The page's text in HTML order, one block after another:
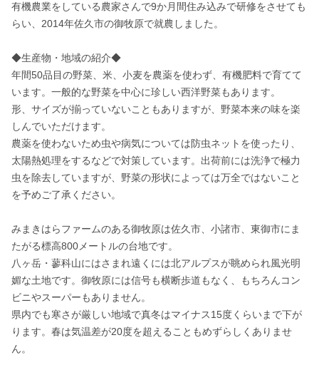
有機農業をしている農家さんで9か月間住み込みで研修をさせても
らい、2014年佐久市の御牧原で就農しました。
◆生産物・地域の紹介◆
年間50品目の野菜、米、小麦を農薬を使わず、有機肥料で育てて
います。一般的な野菜を中心に珍しい西洋野菜もあります。
形、サイズが揃っていないこともありますが、野菜本来の味を楽
しんでいただけます。
農薬を使わないため虫や病気については防虫ネットを使ったり、
太陽熱処理をするなどで対策しています。出荷前には洗浄で極力
虫を除去していますが、野菜の形状によっては万全ではないこと
を予めご了承ください。
みまきはらファームのある御牧原は佐久市、小諸市、東御市にま
たがる標高800メートルの台地です。
八ヶ岳・蓼科山にはさまれ遠くには北アルプスが眺められ風光明
媚な土地です。御牧原には信号も横断歩道もなく、もちろんコン
ビニやスーパーもありません。
県内でも寒さが厳しい地域で真冬はマイナス15度くらいまで下が
ります。春は気温差が20度を超えることもめずらしくありませ
ん。